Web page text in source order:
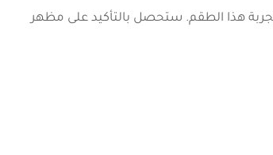
هذا الطقم. ستحصل بالتأكيد على مظهر